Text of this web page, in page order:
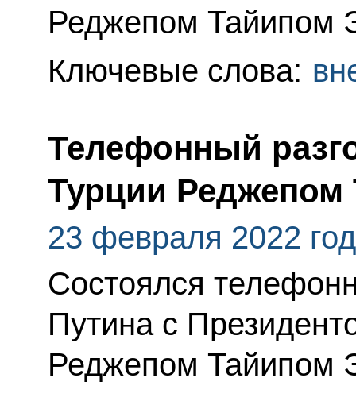
Реджепом Тайипом
Ключевые слова:
Телефонный
Турции
23 февраля 2022
Состоялся
Путина с
Реджепом Тайипом